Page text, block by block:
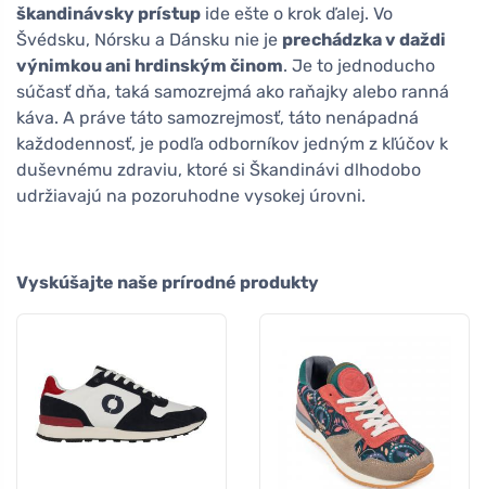
škandinávsky prístup ide ešte o krok ďalej. Vo
Švédsku, Nórsku a Dánsku nie je prechádzka v daždi
výnimkou ani hrdinským činom. Je to jednoducho
súčasť dňa, taká samozrejmá ako raňajky alebo ranná
káva. A práve táto samozrejmosť, táto nenápadná
každodennosť, je podľa odborníkov jedným z kľúčov k
duševnému zdraviu, ktoré si Škandinávi dlhodobo
udržiavajú na pozoruhodne vysokej úrovni.
Vyskúšajte naše prírodné produkty